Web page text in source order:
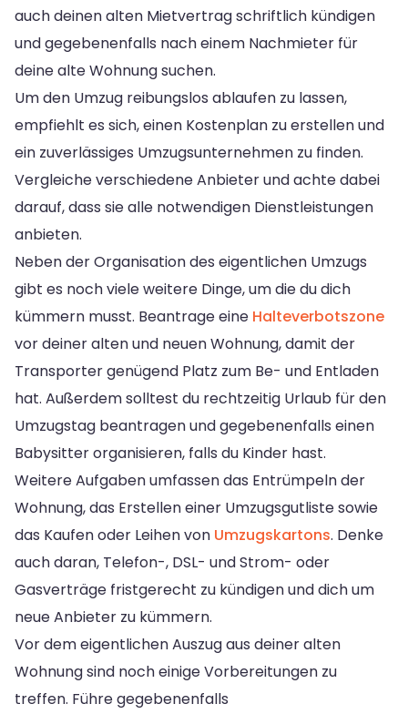
auch deinen alten Mietvertrag schriftlich kündigen
und gegebenenfalls nach einem Nachmieter für
deine alte Wohnung suchen.
Um den Umzug reibungslos ablaufen zu lassen,
empfiehlt es sich, einen Kostenplan zu erstellen und
ein zuverlässiges Umzugsunternehmen zu finden.
Vergleiche verschiedene Anbieter und achte dabei
darauf, dass sie alle notwendigen Dienstleistungen
anbieten.
Neben der Organisation des eigentlichen Umzugs
gibt es noch viele weitere Dinge, um die du dich
kümmern musst. Beantrage eine Halteverbotszone
vor deiner alten und neuen Wohnung, damit der
Transporter genügend Platz zum Be- und Entladen
hat. Außerdem solltest du rechtzeitig Urlaub für den
Umzugstag beantragen und gegebenenfalls einen
Babysitter organisieren, falls du Kinder hast.
Weitere Aufgaben umfassen das Entrümpeln der
Wohnung, das Erstellen einer Umzugsgutliste sowie
das Kaufen oder Leihen von Umzugskartons. Denke
auch daran, Telefon-, DSL- und Strom- oder
Gasverträge fristgerecht zu kündigen und dich um
neue Anbieter zu kümmern.
Vor dem eigentlichen Auszug aus deiner alten
Wohnung sind noch einige Vorbereitungen zu
treffen. Führe gegebenenfalls